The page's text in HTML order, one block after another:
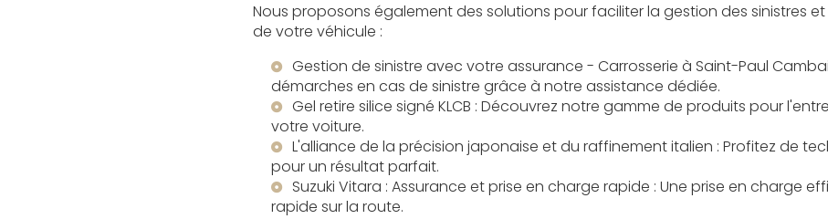
Nous proposons également des solutions pour faciliter la gestion des sinistres
de votre véhicule :
Gestion de sinistre avec votre assurance - Carrosserie à Saint-Paul
démarches en cas de sinistre grâce à notre assistance dédiée.
Gel retire silice signé KLCB : Découvrez notre gamme de produits pour
votre voiture.
L'alliance de la précision japonaise et du raffinement italien : Profitez de
pour un résultat parfait.
Suzuki Vitara : Assurance et prise en charge rapide : Une prise en charge
rapide sur la route.